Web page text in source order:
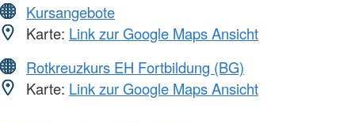
Kursangebote
Karte: Link zur Google Maps Ansicht
Rotkreuzkurs EH Fortbildung (BG)
Karte: Link zur Google Maps Ansicht